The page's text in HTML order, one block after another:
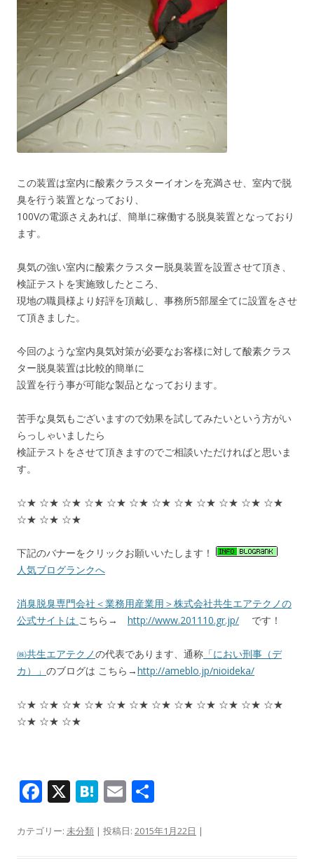
この装置は室内に酸素クラスターイオンを充満させ、室内で脱
臭を行う装置となっており、
100Vの電源さえあれば、簡単に稼働する脱臭装置となっており
ます。
臭気の強い室内に酸素クラスター脱臭装置を設置させて頂き、
検証テストを実施致したところ、
現地の職員様より好評を頂戴し、事務所5部屋全てに設置をさせ
て頂きました。
今回のような室内臭気対策が必要なお客様に対して酸素クラス
ター脱臭装置は比較的簡単に
設置を行う事が可能な製品となっております。
苦手な臭気もございますので効果を試してみたいという方がい
らっしゃいましたら
検証テストをさせて頂きますのでご相談いただければと思いま
す。
☆★ ☆★ ☆★ ☆★ ☆★ ☆★ ☆★ ☆★ ☆★ ☆★ ☆★ ☆★
☆★ ☆★ ☆★
下記のバナーをクリックお願いいたします！
人気ブログランクへ
消臭脱臭専門会社＜業務用産業用＞株式会社共生エアテクノの
公式サイトは こちら→ http://www.201110.gr.jp/ です！
㈱共生エアテクノの代表であります、通称 「におい刑事（デ
カ）」 のブログは こちら→http://ameblo.jp/nioideka/
☆★ ☆★ ☆★ ☆★ ☆★ ☆★ ☆★ ☆★ ☆★ ☆★ ☆★ ☆★
☆★ ☆★ ☆★
F
e
X H
e
E
ai
カテゴリー: 未分類 | 投稿日: 2015年1月22日 |